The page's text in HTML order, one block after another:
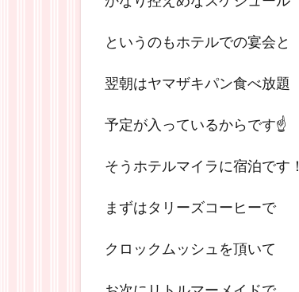
というのもホテルでの宴会と
翌朝はヤマザキパン食べ放題
予定が入っているからです☝
そうホテルマイラに宿泊です！
まずはタリーズコーヒーで
クロックムッシュを頂いて